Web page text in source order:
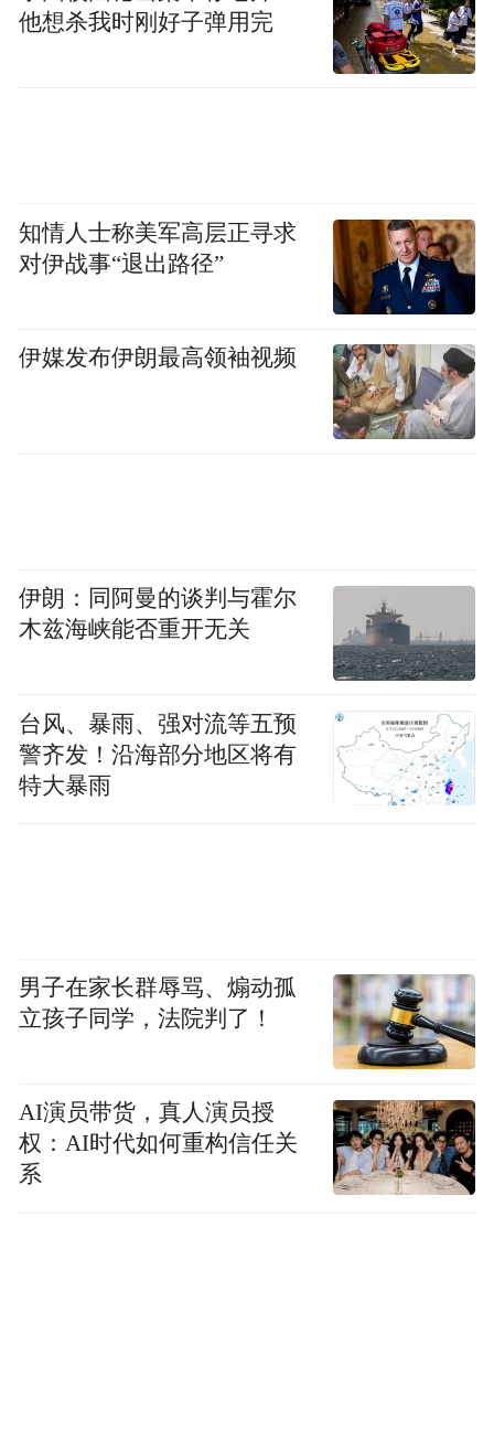
他想杀我时刚好子弹用完
知情人士称美军高层正寻求
对伊战事“退出路径”
伊媒发布伊朗最高领袖视频
伊朗：同阿曼的谈判与霍尔
木兹海峡能否重开无关
台风、暴雨、强对流等五预
警齐发！沿海部分地区将有
特大暴雨
男子在家长群辱骂、煽动孤
立孩子同学，法院判了！
AI演员带货，真人演员授
权：AI时代如何重构信任关
系